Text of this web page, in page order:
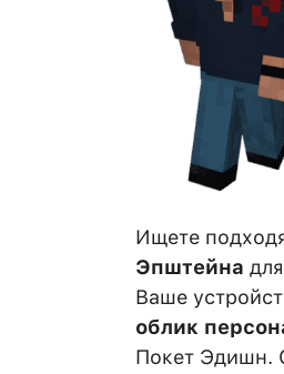
Ищете
Эпштейна для
Ваше
облик
Покет Эдишн.